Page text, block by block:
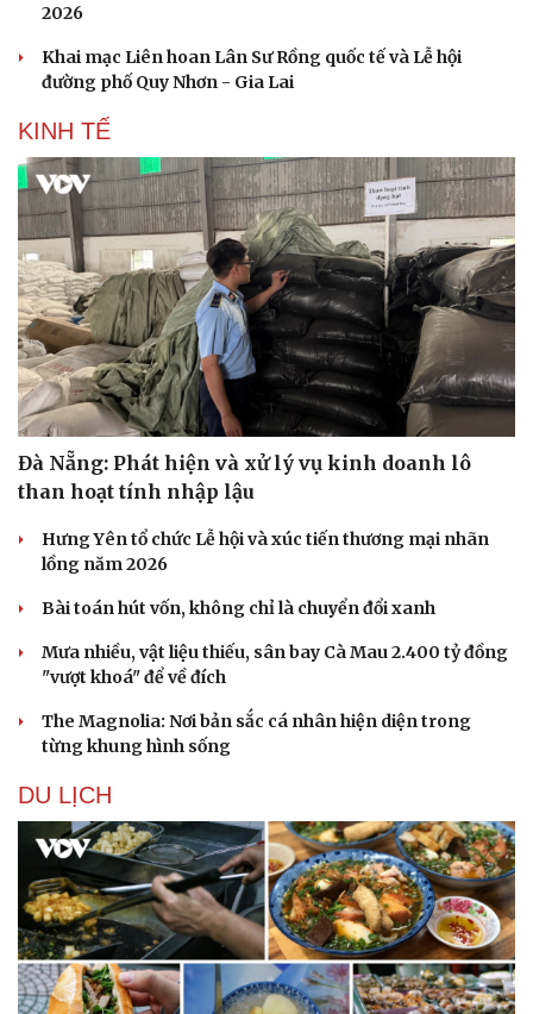
2026
Khai mạc Liên hoan Lân Sư Rồng quốc tế và Lễ hội
đường phố Quy Nhơn - Gia Lai
KINH TẾ
Đà Nẵng: Phát hiện và xử lý vụ kinh doanh lô
than hoạt tính nhập lậu
Hưng Yên tổ chức Lễ hội và xúc tiến thương mại nhãn
lồng năm 2026
Bài toán hút vốn, không chỉ là chuyển đổi xanh
Mưa nhiều, vật liệu thiếu, sân bay Cà Mau 2.400 tỷ đồng
"vượt khoá" để về đích
The Magnolia: Nơi bản sắc cá nhân hiện diện trong
từng khung hình sống
DU LỊCH